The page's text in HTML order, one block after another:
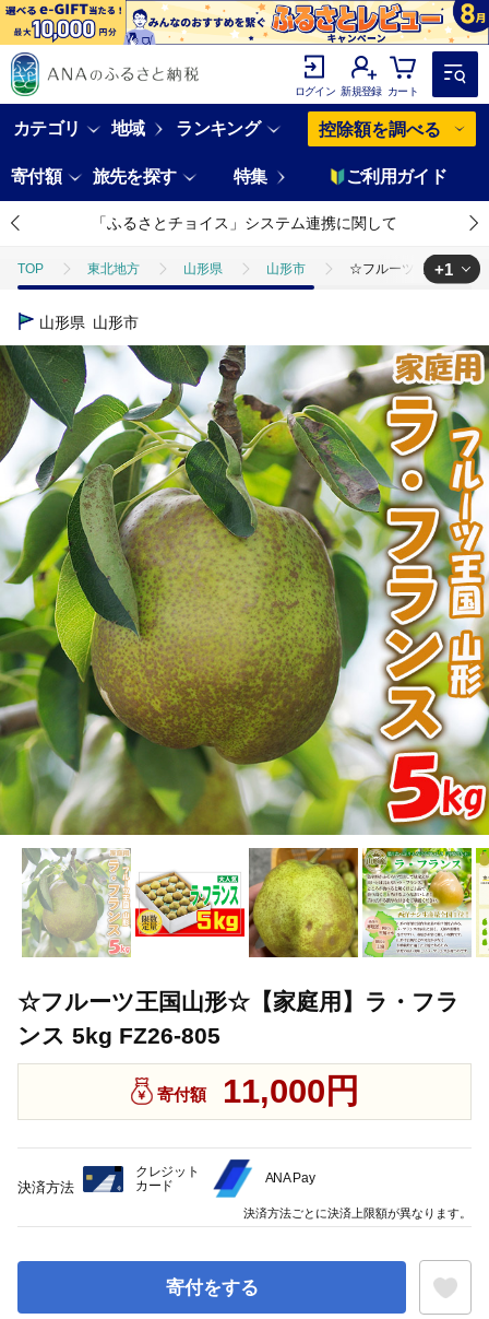
ログイン 新規登録 カート
カテゴリ 地域 ランキング 控除額を調べる
寄付額 旅先を探す 特集 ご利用ガイド
「ふるさとチョイス」システム連携に関して
TOP 東北地方 山形県 山形市 ☆フルーツ王国山形☆
TOP
+1
山形県 山形市
☆フルーツ王国山形☆【家庭用】ラ・フラ
ンス 5kg FZ26-805
寄付額 11,000円
寄付をする
決済方法
クレジット
カード
ANA Pay
決済方法ごとに決済上限額が異なります。